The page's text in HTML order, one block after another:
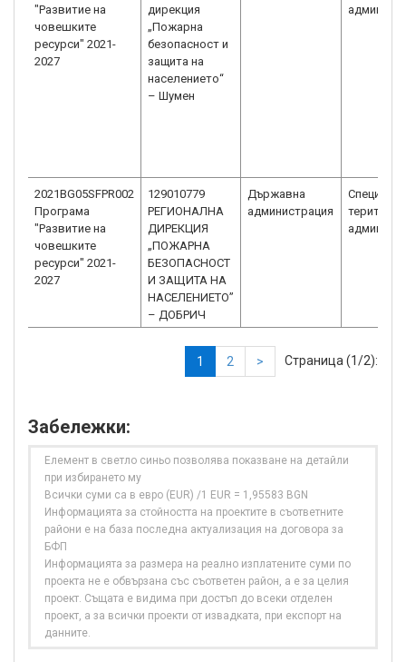
"Развитие на
човешките
ресурси" 2021-
2027
дирекция
„Пожарна
безопасност и
защита на
населението“
– Шумен
2021BG05SFPR002
Програма
"Развитие на
човешките
ресурси" 2021-
2027
129010779
РЕГИОНАЛНА
ДИРЕКЦИЯ
„ПОЖАРНА
БЕЗОПАСНОСТ
И ЗАЩИТА НА
НАСЕЛЕНИЕТО”
– ДОБРИЧ
Държавна
администрация
Страница (1/2):
1 2 >
Забележки:
Елемент в светло синьо позволява показване на детайли
при избирането му
Всички суми са в евро (EUR) /1 EUR = 1,95583 BGN
Информацията за стойността на проектите в съответните
райони е на база последна актуализация на договора за
БФП
Информацията за размера на реално изплатените суми по
проекта не е обвързана със съответен район, а е за целия
проект. Същата е видима при достъп до всеки отделен
проект, а за всички проекти от извадката, при експорт на
данните.